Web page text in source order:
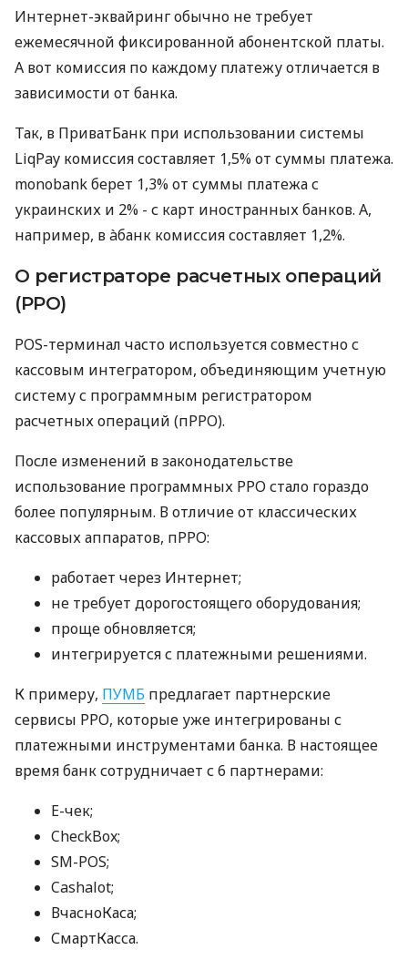
Интернет-эквайринг обычно не требует
ежемесячной фиксированной абонентской платы.
А вот комиссия по каждому платежу отличается в
зависимости от банка.
Так, в ПриватБанк при использовании системы
LiqPay комиссия составляет 1,5% от суммы платежа.
monobank берет 1,3% от суммы платежа с
украинских и 2% - с карт иностранных банков. А,
например, в àбанк комиссия составляет 1,2%.
О регистраторе расчетных операций
(РРО)
POS-терминал часто используется совместно с
кассовым интегратором, объединяющим учетную
систему с программным регистратором
расчетных операций (пРРО).
После изменений в законодательстве
использование программных РРО стало гораздо
более популярным. В отличие от классических
кассовых аппаратов, пРРО:
работает через Интернет;
не требует дорогостоящего оборудования;
проще обновляется;
интегрируется с платежными решениями.
К примеру, ПУМБ предлагает партнерские
сервисы РРО, которые уже интегрированы с
платежными инструментами банка. В настоящее
время банк сотрудничает с 6 партнерами:
E-чек;
CheckBox;
SM-POS;
Cashalot;
ВчасноКаса;
СмартКасса.